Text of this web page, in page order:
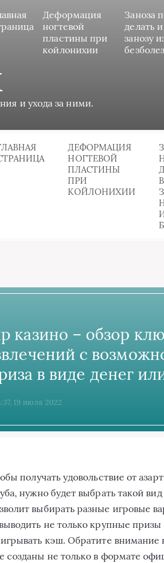
Деформация
ногтевой
пластины при
койлонихии
Заноза
делать
занозу
и ухода за ними.
ДЕФОРМАЦИЯ
НОГТЕВОЙ
ПЛАСТИНЫ
ПРИ
КОЙЛОНИХИИ
казино – обзор
с
в виде денег
19 июля 2022
получать удовольствие от
нужно будет выбрать такой
выбирать разные игровые
не только крупные призы
кэш. Обратите внимание
не только в формате